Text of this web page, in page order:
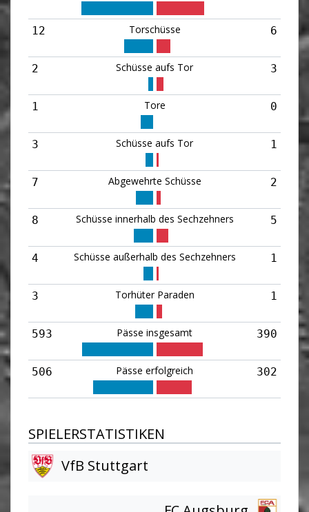
12 Torschüsse 6
2 Schüsse aufs Tor 3
1 Tore 0
3 Schüsse aufs Tor 1
7 Abgewehrte Schüsse 2
8 Schüsse innerhalb des Sechzehners 5
4 Schüsse außerhalb des Sechzehners 1
3 Torhüter Paraden 1
593 Pässe insgesamt 390
506 Pässe erfolgreich 302
SPIELERSTATISTIKEN
VfB Stuttgart